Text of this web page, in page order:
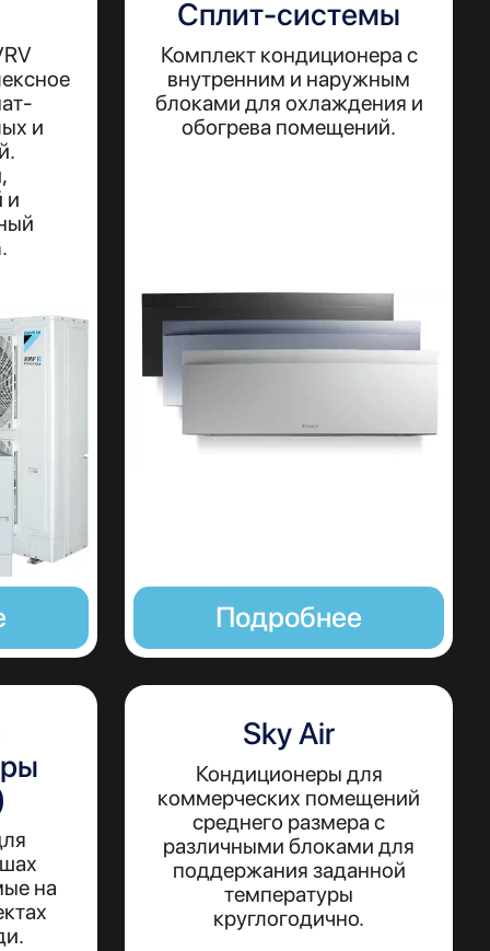
и
и
Сплит-системы
Комплект кондиционера с
внутренним и наружным
блоками для охлаждения и
обогрева помещений.
Подробнее
на
Sky Air
Кондиционеры для
коммерческих помещений
среднего размера с
различными блоками для
поддержания заданной
температуры
круглогодично.